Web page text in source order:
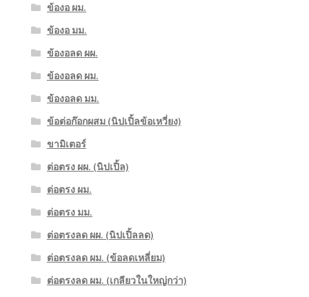
ข้องอ ผม.
ข้องอ มม.
ข้องอลด ผผ.
ข้องอลด ผม.
ข้องอลด มม.
ข้อต่อก๊อกผสม (นิปเปิ้ลข้อเหวี่ยง)
ขามิเตอร์
ต่อตรง ผผ. (นิปเปิ้ล)
ต่อตรง ผม.
ต่อตรง มม.
ต่อตรงลด ผผ. (นิปเปิ้ลลด)
ต่อตรงลด ผม. (ข้อลดเหลี่ยม)
ต่อตรงลด ผม. (เกลียวในใหญ่กว่า)